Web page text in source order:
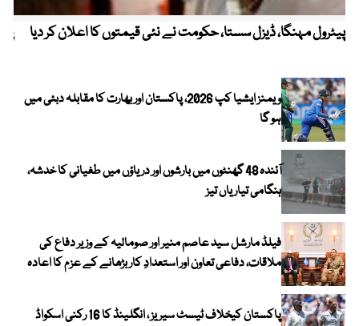
پیٹرول مہنگا، ڈیزل سستا، حکومت نے نئی قیمتوں کا اعلان کر دیا
ویمنز ایشیا کپ 2026، پاکستان اور بھارت کا مقابلہ دبئی میں
ہو گا
آئندہ 48 گھنٹوں میں بارشوں اور دریاؤں میں طغیانی کا خدشہ،
ہنگامی تیاریاں تیز
فیلڈ مارشل سید عاصم منیر اور صومالیہ کے وزیر دفاع کی
ملاقات، دفاعی تعاون اور استعدادِ کار بڑھانے کے عزم کا اعادہ
پاکستان کیخلاف ٹیسٹ سیریز ، انگلینڈ کا 16 رکنی اسکواڈ